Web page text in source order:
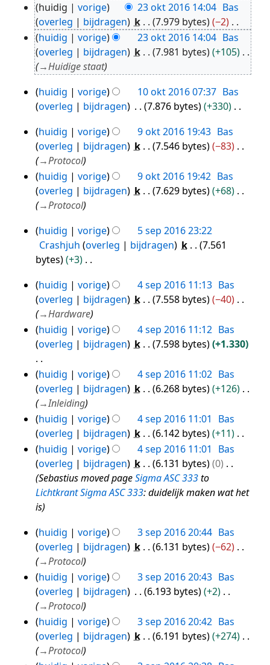
23
okt
2016
huidig vorige 23 okt 2016 14:04 Bas
overleg
bijdragen k 7.979 bytes
−2
G
e
e
n
b
e
e
r
k
i
n
g
s
s
a
m
e
n
v
a
t
i
n
g
huidig vorige 23 okt 2016 14:04 Bas
overleg
bijdragen k 7.981 bytes
+105
→Huidige staat
10
okt
2016
huidig vorige 10 okt 2016 07:37 Bas
overleg
bijdragen 7.876 bytes
+330
e
e
n
b
e
w
r
i
n
g
s
s
a
m
e
n
v
a
t
t
i
n
g
9
okt
2016
huidig vorige 9 okt 2016 19:43 Bas
overleg
bijdragen k 7.546 bytes
−83
→Protocol
huidig
vorige 9 okt 2016 19:42 Bas
overleg
bijdragen k 7.629 bytes
+68
→Protocol
5
sep
2016
huidig vorige
5 sep 2016 23:22
Crashjuh overleg bijdragen k
7.561
bytes
+3
e
e
n
b
e
w
e
r
k
i
n
g
s
s
a
m
n
v
a
t
t
i
n
g
4
sep
2016
huidig vorige 4 sep 2016 11:13 Bas
overleg
bijdragen k 7.558 bytes
−40
→Hardware
huidig
vorige 4 sep 2016 11:12 Bas
overleg
bijdragen k 7.598 bytes +1.330
G
e
e
n
b
e
w
e
r
k
n
g
s
s
a
m
e
n
v
a
huidig vorige 4 sep 2016 11:02 Bas
overleg
bijdragen k 6.268 bytes
+126
→Inleiding
huidig
vorige 4 sep 2016 11:01
Bas
overleg
bijdragen k 6.142 bytes
+11
G
e
e
n
b
w
e
r
k
i
n
g
s
s
huidig vorige 4 sep 2016 11:01
Bas
overleg
bijdragen k 6.131 bytes
0
Sebastius moved pageSigma ASC 333to
Lichtkrant Sigma ASC 333: duidelijk maken wat het
is
3
sep
2016
huidig vorige 3 sep 2016 20:44 Bas
overleg
bijdragen k 6.131 bytes
−62
→Protocol
huidig
vorige 3 sep 2016 20:43 Bas
overleg
bijdragen 6.193 bytes
+2
→Protocol
huidig
vorige 3 sep 2016 20:42 Bas
overleg
bijdragen k 6.191 bytes
+274
→Protocol